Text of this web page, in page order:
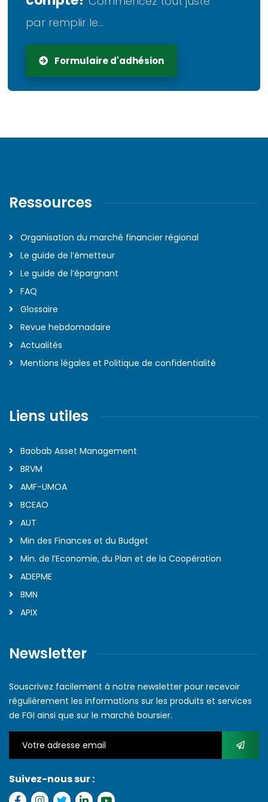
par remplir le...
Formulaire d'adhésion
Ressources
Organisation du marché financier régional
Le guide de l’émetteur
Le guide de l’épargnant
FAQ
Glossaire
Revue hebdomadaire
Actualités
Mentions légales et Politique de confidentialité
Liens utiles
Baobab Asset Management
BRVM
AMF-UMOA
BCEAO
AUT
Min des Finances et du Budget
Min. de l’Economie, du Plan et de la Coopération
ADEPME
BMN
APIX
Newsletter
Souscrivez facilement à notre newsletter pour recevoir
régulièrement les informations sur les produits et services
de FGI ainsi que sur le marché boursier.
Suivez-nous sur :